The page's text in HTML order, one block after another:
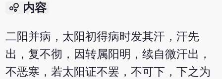
bubble_chart 内容
二阳并病，太阳初得病时发其汗，汗先
出，复不彻，因转属阳明，续自微汗出，
不恶寒，若太阳证不罢，不可下，下之为